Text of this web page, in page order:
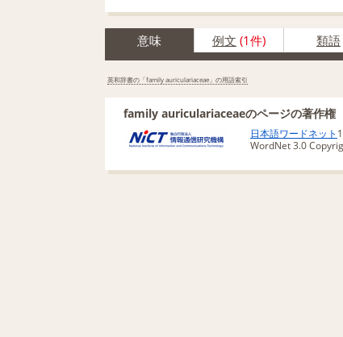
意味 例文 (1件) 類語
英和辞書の「family auriculariaceae」の用語索引
family auriculariaceaeのページの著作権
日本語ワードネット
WordNet 3.0